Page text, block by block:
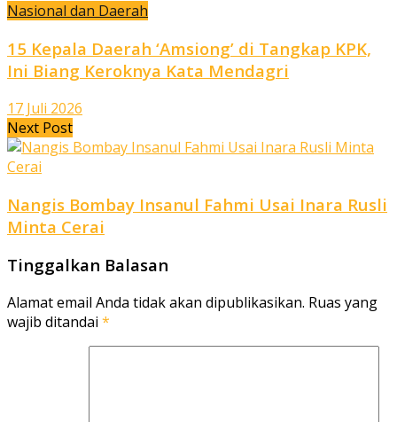
Nasional dan Daerah
15 Kepala Daerah ‘Amsiong’ di Tangkap KPK,
Ini Biang Keroknya Kata Mendagri
17 Juli 2026
Next Post
Nangis Bombay Insanul Fahmi Usai Inara Rusli
Minta Cerai
Tinggalkan Balasan
Alamat email Anda tidak akan dipublikasikan. Ruas yang
wajib ditandai *